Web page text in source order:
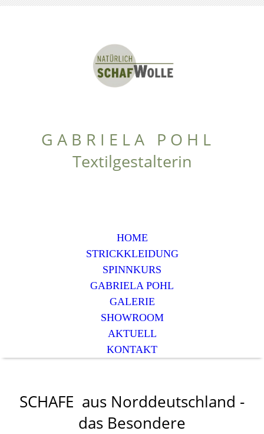
G A B R I E L A P O H L
Textilgestalterin
HOME
STRICKKLEIDUNG
SPINNKURS
GABRIELA POHL
GALERIE
SHOWROOM
AKTUELL
KONTAKT
SCHAFE aus Norddeutschland -
das Besondere